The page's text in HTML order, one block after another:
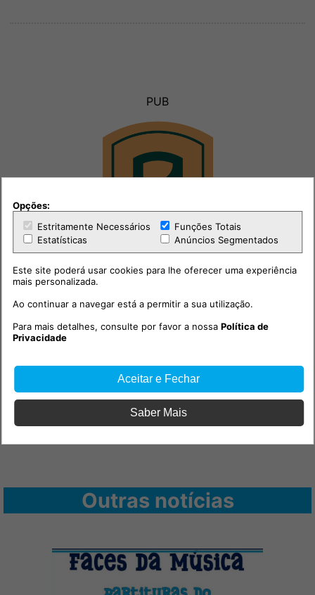
PUB
Outras notícias
Opções:
Estritamente Necessários
Funções Totais
Estatísticas
Anúncios Segmentados
Este site poderá usar cookies para lhe oferecer uma experiência
mais personalizada.
Ao continuar a navegar está a permitir a sua utilização.
Para mais detalhes, consulte por favor a nossaPolítica de
Privacidade
Aceitar e Fechar
Saber Mais